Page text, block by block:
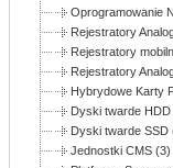
Oprogramowanie
Rejestratory
Rejestratory
Rejestratory
Hybrydowe Karty
Dyski twarde HDD
Dyski twarde SSD
Jednostki CMS (3)